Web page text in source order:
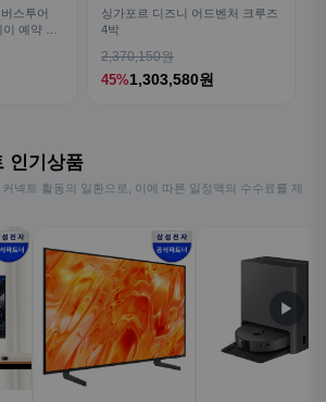
스투어
예약 식
싱가포르 디즈니 어드벤처 크루즈
4박
2,370,150원
45%1,303,580원
인기상품
넥트 활동의 일환으로, 이에 따른 일정액의 수수료를 제
▶